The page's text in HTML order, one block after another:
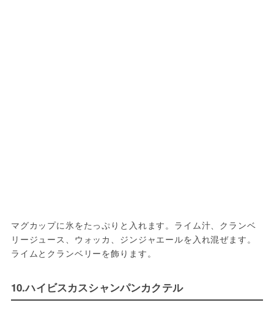
マグカップに氷をたっぷりと入れます。ライム汁、クランベ
リージュース、ウォッカ、ジンジャエールを入れ混ぜます。
ライムとクランベリーを飾ります。
10.ハイビスカスシャンパンカクテル